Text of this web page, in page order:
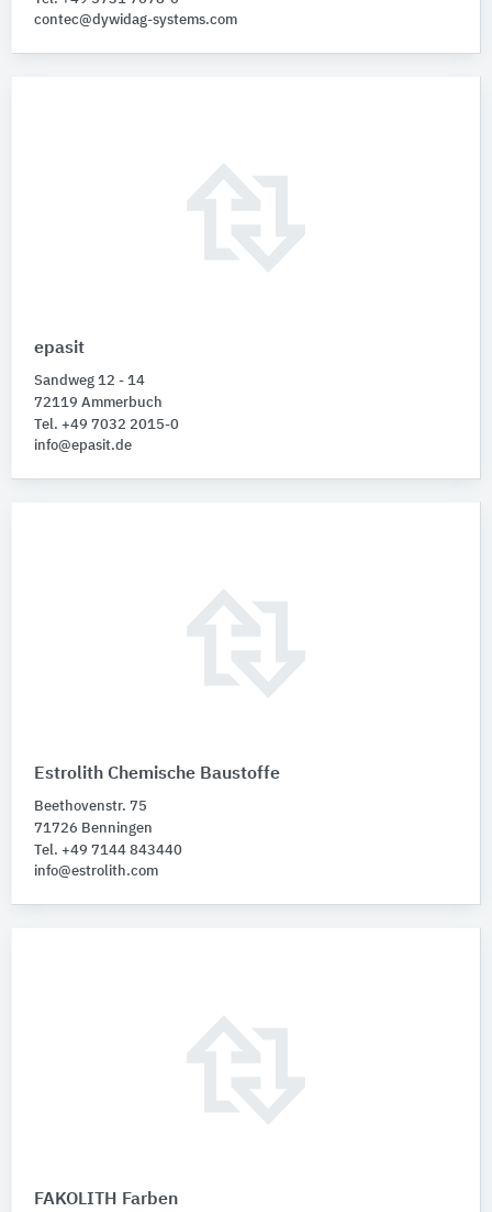
contec@dywidag-systems.com
epasit
Sandweg 12 - 14
72119 Ammerbuch
Tel. +49 7032 2015-0
info@epasit.de
Estrolith Chemische Baustoffe
Beethovenstr. 75
71726 Benningen
Tel. +49 7144 843440
info@estrolith.com
FAKOLITH Farben